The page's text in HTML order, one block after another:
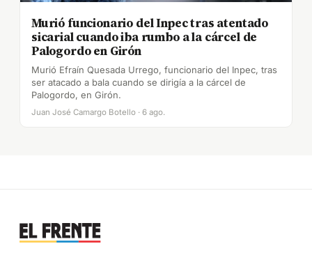
Murió funcionario del Inpec tras atentado
sicarial cuando iba rumbo a la cárcel de
Palogordo en Girón
Murió Efraín Quesada Urrego, funcionario del Inpec, tras
ser atacado a bala cuando se dirigía a la cárcel de
Palogordo, en Girón.
Juan José Camargo Botello · 6 ago.